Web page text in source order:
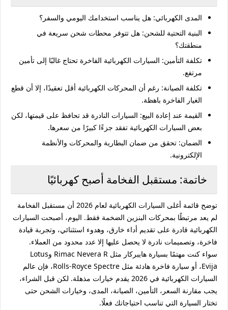
المدى الكهربائي: هل يناسب استخدامك اليومي والسفر؟
البنية التحتية للشحن: هل تتوفر محطات شحن سريعة في
منطقتك؟
تكلفة التأمين: السيارات الكهربائية الفاخرة تحتاج غالبًا إلى تأمين
مرتفع.
تكلفة الصيانة: رغم أن المحركات الكهربائية أقل تعقيدًا، إلا أن قطع
الغيار الفاخرة باهظة.
القيمة عند إعادة البيع: السيارات النادرة قد تحافظ على قيمتها، لكن
بعض السيارات الكهربائية تفقد جزءًا كبيرًا من سعرها.
الضمان: تحقق من ضمان البطارية والمحركات والأنظمة
الإلكترونية.
خاتمة: مستقبل الفخامة أصبح كهربائيًا
توضح قائمة أغلى السيارات الكهربائية لعام 2026
أن مستقبل الفخامة
لم يعد مرتبطًا بمحركات البنزين الضخمة فقط. اليوم، أصبحت السيارات
الكهربائية قادرة على تقديم أداء خارق، وهدوء استثنائي، وتجربة قيادة
فاخرة، وتصميمات نادرة لا يحصل عليها إلا عدد محدود من العملاء.
سواء كنت مهتمًا بسيارة هايبركار مثل Rimac Nevera R وLotus
Evija، أو سيارة فاخرة هادئة مثل Rolls-Royce Spectre، فإن عالم
السيارات الكهربائية في 2026 يقدم خيارات مذهلة. لكن قبل الشراء،
يجب مقارنة السعر، التأمين، الصيانة، المدى، وخيارات الشحن حتى
تختار السيارة التي تناسب احتياجاتك فعلًا.